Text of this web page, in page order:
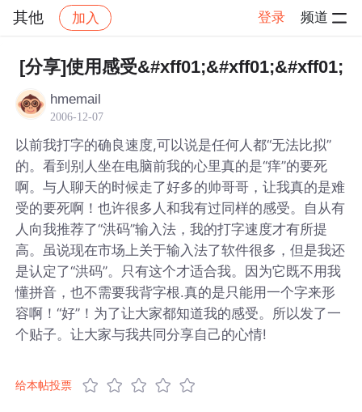
其他 加入 登录 频道
社区 其他 帖子详情
[分享]使用感受&#xff01;&#xff01;&#xff01;
hmemail
2006-12-07
以前我打字的确良速度,可以说是任何人都“无法比拟”
的。看到别人坐在电脑前我的心里真的是“痒”的要死
啊。与人聊天的时候走了好多的帅哥哥，让我真的是难
受的要死啊！也许很多人和我有过同样的感受。自从有
人向我推荐了“洪码”输入法，我的打字速度才有所提
高。虽说现在市场上关于输入法了软件很多，但是我还
是认定了“洪码”。只有这个才适合我。因为它既不用我
懂拼音，也不需要我背字根.真的是只能用一个字来形
容啊！“好”！为了让大家都知道我的感受。所以发了一
个贴子。让大家与我共同分享自己的心情!
给本帖投票